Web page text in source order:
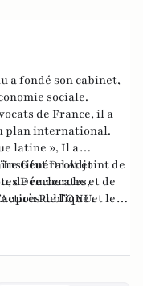
a fondé son cabinet,
sociale.
de France, il a
plan international.
latine », Il a
Général Adjoint de
Démocrates,
de l’ONU.
Droit et
de recherche et de
Publique et le